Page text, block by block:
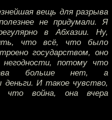
вещь для разрыва
не придумали. Я
в Абхазии. Ну,
что всё, что было
государством, оно
потому что
больше нет, а
И такое чувство,
что война, она вчера